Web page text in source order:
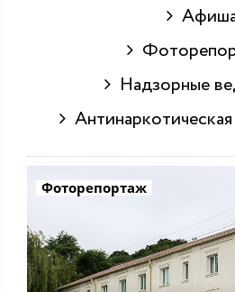
Надзорные
Антинаркотическая
Фоторепортаж